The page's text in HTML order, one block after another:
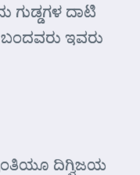
ಗುಡ್ಡಗಳ ದಾಟಿ
ಇವರು
ದಿಗ್ವಿಜಯ